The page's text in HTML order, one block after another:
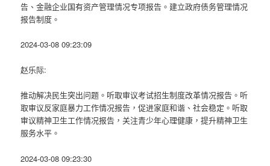
告、金融企业国有资产管理情况专项报告。建立政府债务管理情况
报告制度。
2024-03-08 09:23:09
赵乐际:
推动解决民生突出问题。听取审议考试招生制度改革情况报告。听
取审议反家庭暴力工作情况报告，促进家庭和谐、社会稳定。听取
审议精神卫生工作情况报告，关注青少年心理健康，提升精神卫生
服务水平。
2024-03-08 09:23:30